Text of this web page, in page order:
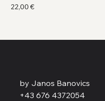
Preis
22,00 €
by Janos Banovics
+43 676 4372054